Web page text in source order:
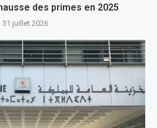
des primes en 2025
31 juillet 2026